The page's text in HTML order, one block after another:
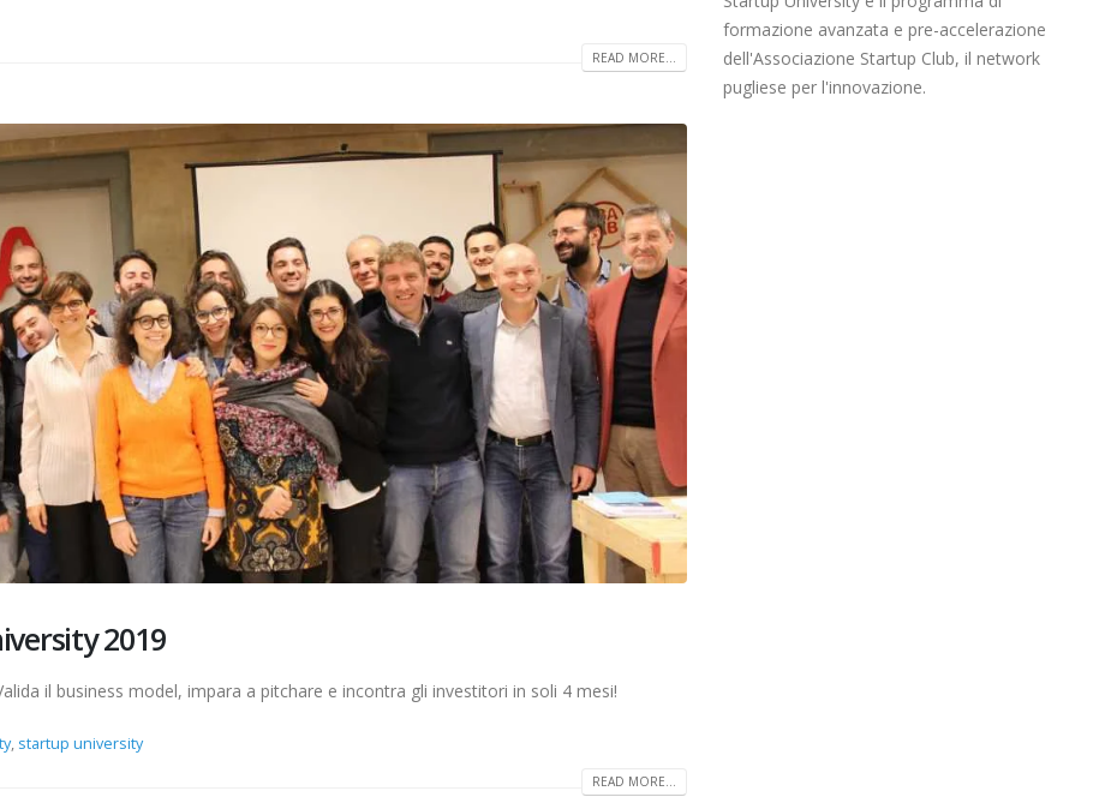
READ MORE...
2019
il business model, impara a pitchare e incontra gli investitori in soli 4 mesi!
, startup university
READ MORE...
formazione avanzata e pre-accelerazione
dell'Associazione Startup Club, il network
pugliese per l'innovazione.